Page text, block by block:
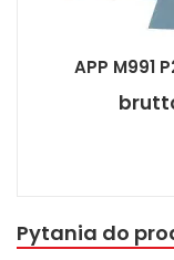
APP M991
Pytania do